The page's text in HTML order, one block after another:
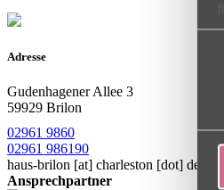
Adresse
Gudenhagener Allee 3
59929 Brilon
02961 9860
02961 986190
haus-brilon [at] charleston [dot] de
Ansprechpartner